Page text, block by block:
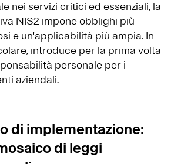
nei servizi critici ed essenziali, la
NIS2 impone obblighi più
e un'applicabilità più ampia. In
introduce per la prima volta
personale per i
aziendali.
di implementazione:
di leggi